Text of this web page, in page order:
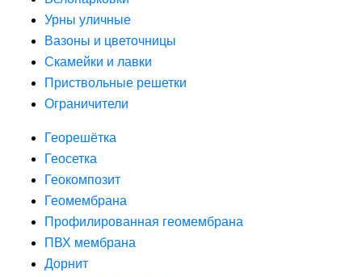
Урны уличные
Вазоны и цветочницы
Скамейки и лавки
Приствольные решетки
Ограничители
Георешётка
Геосетка
Геокомпозит
Геомембрана
Профилированная геомембрана
ПВХ мембрана
Дорнит